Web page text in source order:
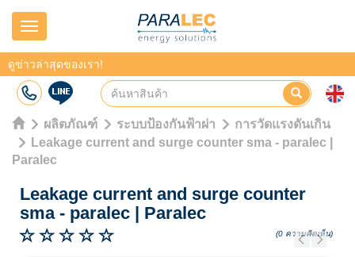
Navigation
ดูข่าวล่าสุดของเรา!
ผลิตภัณฑ์ ระบบป้องกันฟ้าผ่า
การวัดแรงดันเกิน
Leakage current and surge counter sma - paralec |
Paralec
Leakage current and surge counter
sma - paralec | Paralec
(0 ความคิดเห็น)
Previous
Next